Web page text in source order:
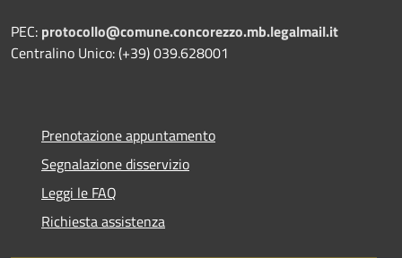
PEC: protocollo@comune.concorezzo.mb.legalmail.it
Centralino Unico: (+39) 039.628001
Prenotazione appuntamento
Segnalazione disservizio
Leggi le FAQ
Richiesta assistenza